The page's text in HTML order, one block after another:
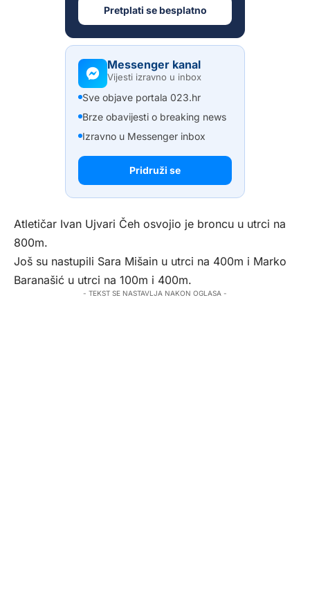
Pretplati se besplatno
Messenger kanal
Vijesti izravno u inbox
Sve objave portala 023.hr
Brze obavijesti o breaking news
Izravno u Messenger inbox
Pridruži se
Atletičar Ivan Ujvari Čeh osvojio je broncu u utrci na
800m.
Još su nastupili Sara Mišain u utrci na 400m i Marko
Baranašić u utrci na 100m i 400m.
- TEKST SE NASTAVLJA NAKON OGLASA -